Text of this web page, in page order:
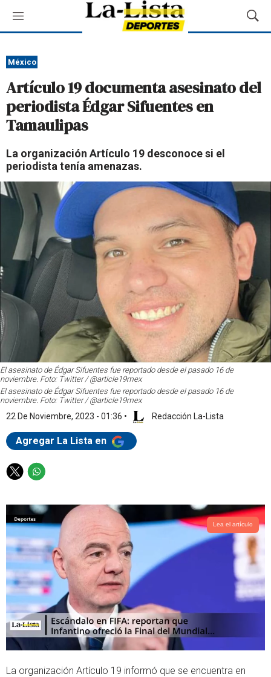
M
e
ú
M
o
a
r
México
Artículo 19 documenta asesinato del
periodista Édgar Sifuentes en
Tamaulipas
La organización Artículo 19 desconoce si el
periodista tenía amenazas.
El asesinato de Édgar Sifuentes fue reportado desde el pasado 16 de
noviembre. Foto: Twitter / @article19mex
El asesinato de Édgar Sifuentes fue reportado desde el pasado 16 de
noviembre. Foto: Twitter / @article19mex
22 De Noviembre, 2023 - 01:36 • Redacción La-Lista
Agregar La Lista en
T
i
t
t
e
r
W
a
t
s
a
p
p
Lea el artículo
La organización Artículo 19 informó que se encuentra en